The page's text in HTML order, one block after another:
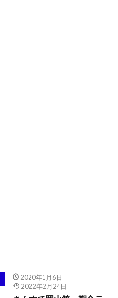
2020年1月6日
2022年2月24日